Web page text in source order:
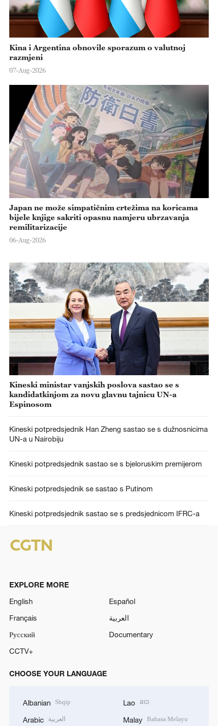
Kina i Argentina obnovile sporazum o valutnoj
razmjeni
07-Aug-2026
Japan ne može simpatičnim crtežima na koricama
bijele knjige sakriti opasnu namjeru ubrzavanja
remilitarizacije
06-Aug-2026
Kineski ministar vanjskih poslova sastao se s
kandidatkinjom za novu glavnu tajnicu UN-a
Espinosom
Kineski potpredsjednik Han Zheng sastao se s dužnosnicima
UN-a u Nairobiju
Kineski potpredsjednik sastao se s bjeloruskim premijerom
Kineski potpredsjednik se sastao s Putinom
Kineski potpredsjednik sastao se s predsjednicom IFRC-a
EXPLORE MORE
English
Español
Français
العربية
Русский
Documentary
CCTV+
CHOOSE YOUR LANGUAGE
Albanian Shqip
Arabic العربية
Lao ລາວ
Malay Bahasa Melayu